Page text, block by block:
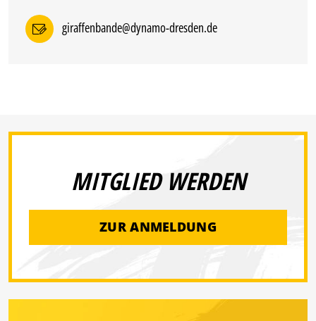
giraffenbande@dynamo-dresden.de
MITGLIED WERDEN
ZUR ANMELDUNG